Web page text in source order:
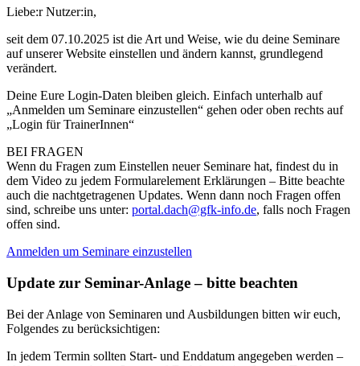
Liebe:r Nutzer:in,
seit dem 07.10.2025 ist die Art und Weise, wie du deine Seminare
auf unserer Website einstellen und ändern kannst, grundlegend
verändert.
Deine Eure Login-Daten bleiben gleich. Einfach unterhalb auf
„Anmelden um Seminare einzustellen“ gehen oder oben rechts auf
„Login für TrainerInnen“
BEI FRAGEN
Wenn du Fragen zum Einstellen neuer Seminare hat, findest du in
dem Video zu jedem Formularelement Erklärungen – Bitte beachte
auch die nachtgetragenen Updates. Wenn dann noch Fragen offen
sind, schreibe uns unter: portal.dach@gfk-info.de, falls noch Fragen
offen sind.
Anmelden um Seminare einzustellen
Update zur Seminar-Anlage – bitte beachten
Bei der Anlage von Seminaren und Ausbildungen bitten wir euch,
Folgendes zu berücksichtigen:
In jedem Termin sollten Start- und Enddatum angegeben werden –